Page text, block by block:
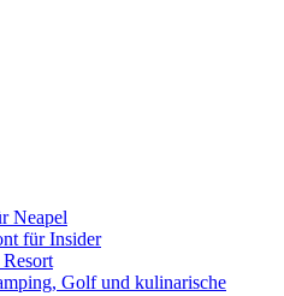
Neapel
für Insider
Golf und kulinarische